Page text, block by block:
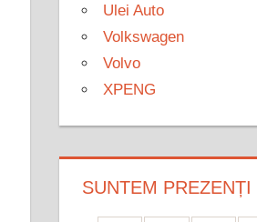
Ulei Auto
Volkswagen
Volvo
XPENG
SUNTEM PREZENȚI